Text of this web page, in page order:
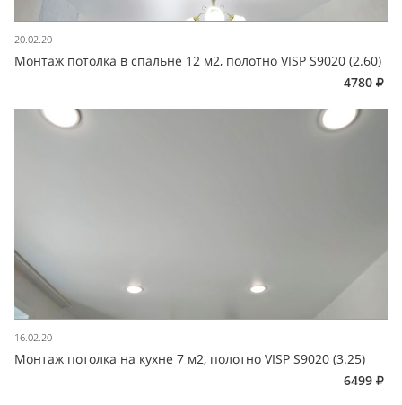
20.02.20
Монтаж потолка в спальне 12 м2, полотно VISP S9020 (2.60)
4780
16.02.20
Монтаж потолка на кухне 7 м2, полотно VISP S9020 (3.25)
6499